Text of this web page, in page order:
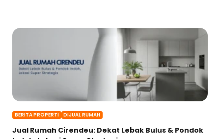
BERITA PROPERTI DIJUAL RUMAH
Jual Rumah Cirendeu: Dekat Lebak Bulus & Pondok